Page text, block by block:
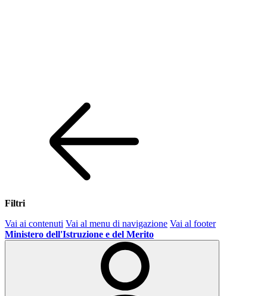
Filtri
Vai ai contenuti Vai al menu di navigazione Vai al footer
Ministero dell'Istruzione e del Merito